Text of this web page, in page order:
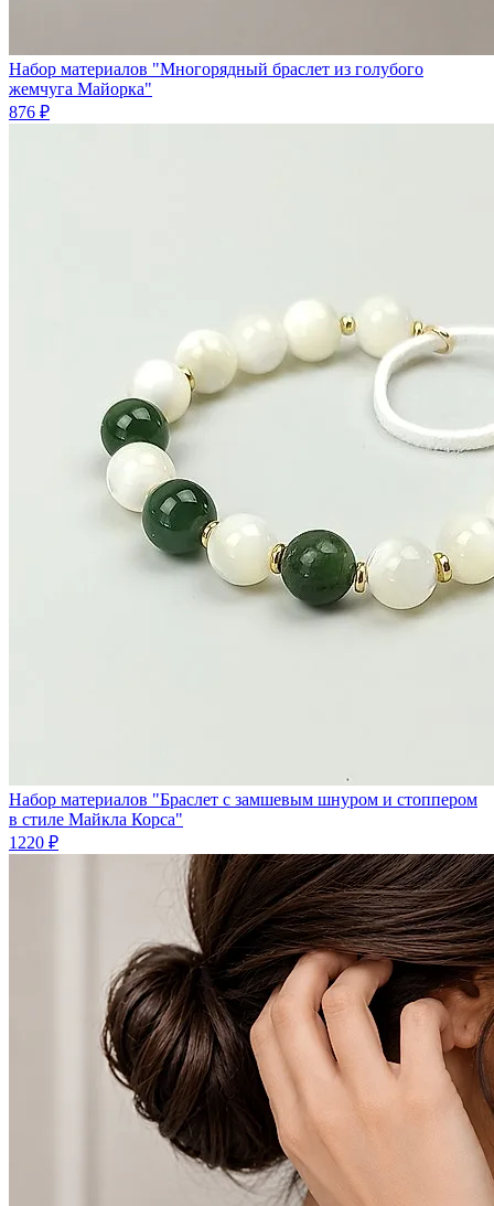
Набор материалов "Многорядный браслет из голубого
жемчуга Майорка"
876 ₽
Набор материалов "Браслет с замшевым шнуром и стоппером
в стиле Майкла Корса"
1220 ₽